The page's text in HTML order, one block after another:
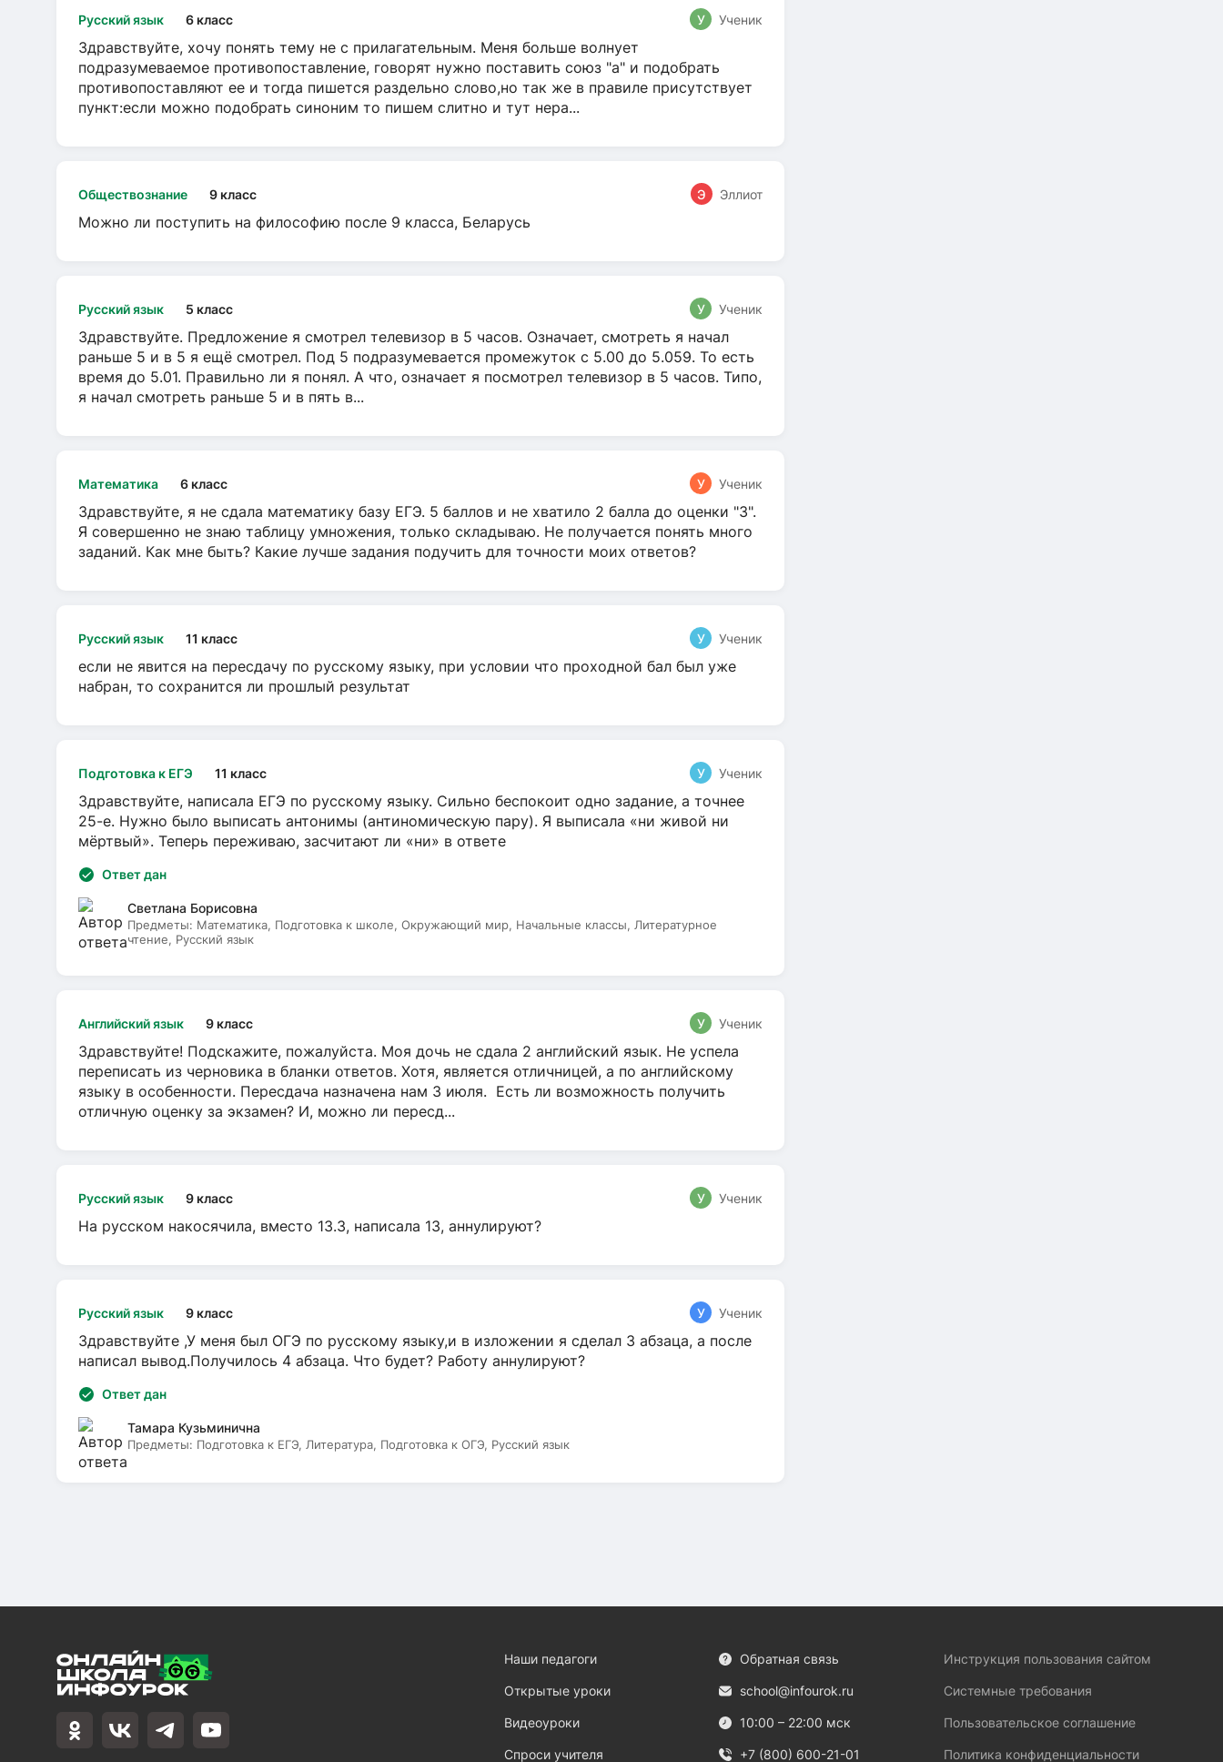
Русский язык 6 класс У Ученик
Здравствуйте, хочу понять тему не с прилагательным. Меня больше волнует
подразумеваемое противопоставление, говорят нужно поставить союз "а" и подобрать
противопоставляют ее и тогда пишется раздельно слово,но так же в правиле присутствует
пункт:если можно подобрать синоним то пишем слитно и тут нера...
Обществознание 9 класс Э Эллиот
Можно ли поступить на философию после 9 класса, Беларусь
Русский язык 5 класс У Ученик
Здравствуйте. Предложение я смотрел телевизор в 5 часов. Означает, смотреть я начал
раньше 5 и в 5 я ещё смотрел. Под 5 подразумевается промежуток с 5.00 до 5.059. То есть
время до 5.01. Правильно ли я понял. А что, означает я посмотрел телевизор в 5 часов. Типо,
я начал смотреть раньше 5 и в пять в...
Математика 6 класс У Ученик
Здравствуйте, я не сдала математику базу ЕГЭ. 5 баллов и не хватило 2 балла до оценки "3".
Я совершенно не знаю таблицу умножения, только складываю. Не получается понять много
заданий. Как мне быть? Какие лучше задания подучить для точности моих ответов?
Русский язык 11 класс У Ученик
если не явится на пересдачу по русскому языку, при условии что проходной бал был уже
набран, то сохранится ли прошлый результат
Подготовка к ЕГЭ 11 класс У Ученик
Здравствуйте, написала ЕГЭ по русскому языку. Сильно беспокоит одно задание, а точнее
25-е. Нужно было выписать антонимы (антиномическую пару). Я выписала «ни живой ни
мёртвый». Теперь переживаю, засчитают ли «ни» в ответе
Ответ дан
Светлана Борисовна
Предметы: Математика, Подготовка к школе, Окружающий мир, Начальные классы, Литературное
чтение, Русский язык
Английский язык 9 класс У Ученик
Здравствуйте! Подскажите, пожалуйста. Моя дочь не сдала 2 английский язык. Не успела
переписать из черновика в бланки ответов. Хотя, является отличницей, а по английскому
языку в особенности. Пересдача назначена нам 3 июля. Есть ли возможность получить
отличную оценку за экзамен? И, можно ли пересд...
Русский язык 9 класс У Ученик
На русском накосячила, вместо 13.3, написала 13, аннулируют?
Русский язык 9 класс У Ученик
Здравствуйте ,У меня был ОГЭ по русскому языку,и в изложении я сделал 3 абзаца, а после
написал вывод.Получилось 4 абзаца. Что будет? Работу аннулируют?
Ответ дан
Тамара Кузьминична
Предметы: Подготовка к ЕГЭ, Литература, Подготовка к ОГЭ, Русский язык
Наши педагоги
Открытые уроки
Видеоуроки
Спроси учителя
Обратная связь
school@infourok.ru
10:00 – 22:00 мск
+7 (800) 600-21-01
Инструкция пользования сайтом
Системные требования
Пользовательское соглашение
Политика конфиденциальности